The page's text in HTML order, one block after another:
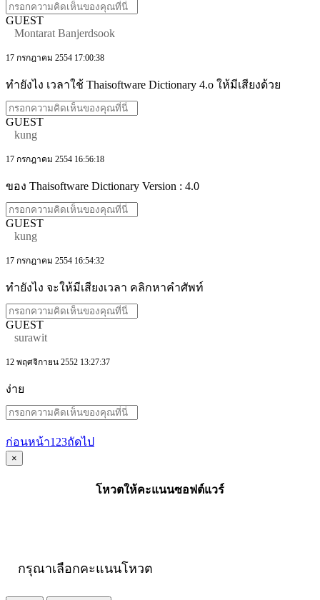
GUEST
Montarat Banjerdsook
17 กรกฎาคม 2554 17:00:38
ทำยังไง เวลาใช้ Thaisoftware Dictionary 4.o ให้มีเสียงด้วย
GUEST
kung
17 กรกฎาคม 2554 16:56:18
ของ Thaisoftware Dictionary Version : 4.0
GUEST
kung
17 กรกฎาคม 2554 16:54:32
ทำยังไง จะให้มีเสียงเวลา คลิกหาคำศัพท์
GUEST
surawit
12 พฤศจิกายน 2552 13:27:37
ง่าย
ก่อนหน้า1 23ถัดไป
×
โหวตให้คะแนนซอฟต์แวร์
กรุณาเลือกคะแนนโหวต